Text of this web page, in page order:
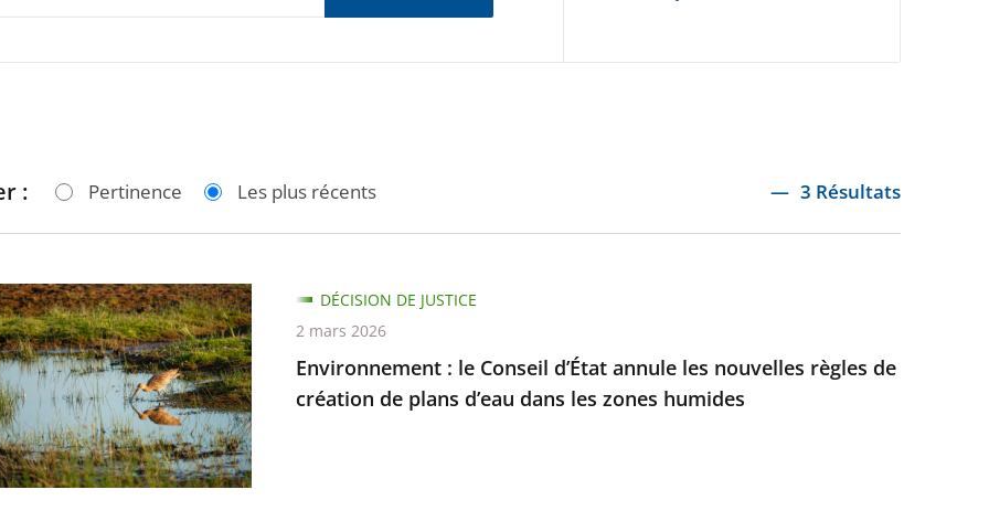
: Pertinence Les plus récents 3 Résultats
Environnement : le Conseil d’État annule les nouvelles règles de
création de plans d’eau dans les zones humides
DÉCISION DE JUSTICE
2 mars 2026